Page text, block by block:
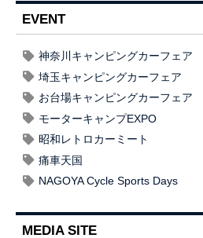
EVENT
神奈川キャンピングカーフェア
埼玉キャンピングカーフェア
お台場キャンピングカーフェア
モーターキャンプEXPO
昭和レトロカーミート
痛車天国
NAGOYA Cycle Sports Days
MEDIA SITE